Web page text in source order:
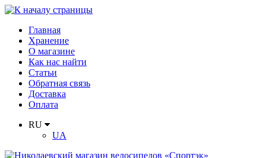
Главная
Хранение
О магазине
Как нас найти
Статьи
Обратная связь
Доставка
Оплата
RU
UA